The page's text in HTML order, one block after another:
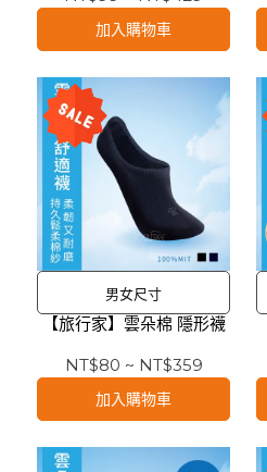
加入購物車
男女尺寸
【旅行家】雲朵棉 隱形襪
NT$80 ~ NT$359
加入購物車